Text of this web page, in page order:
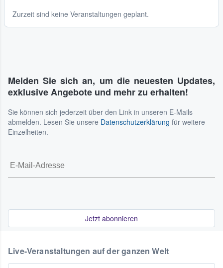
Zurzeit sind keine Veranstaltungen geplant.
Melden Sie sich an, um die neuesten Updates,
exklusive Angebote und mehr zu erhalten!
Sie können sich jederzeit über den Link in unseren E-Mails
abmelden. Lesen Sie unsere Datenschutzerklärung für weitere
Einzelheiten.
Jetzt abonnieren
Live-Veranstaltungen auf der ganzen Welt